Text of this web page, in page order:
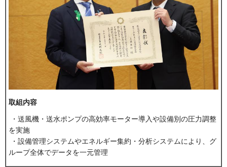
取組内容
・送風機・送水ポンプの高効率モーター導入や設備別の圧力調整
を実施
・設備管理システムやエネルギー集約・分析システムにより、グ
ループ全体でデータを一元管理